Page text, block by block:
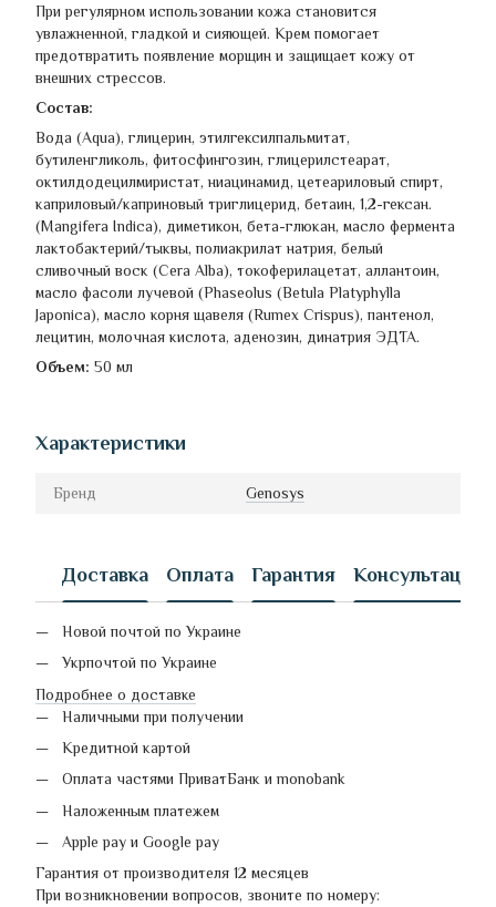
При регулярном использовании кожа становится
увлажненной, гладкой и сияющей. Крем помогает
предотвратить появление морщин и защищает кожу от
внешних стрессов.
Состав:
Вода (Aqua), глицерин, этилгексилпальмитат,
бутиленгликоль, фитосфингозин, глицерилстеарат,
октилдодецилмиристат, ниацинамид, цетеариловый спирт,
каприловый/каприновый триглицерид, бетаин, 1,2-гексан.
(Mangifera Indica), диметикон, бета-глюкан, масло фермента
лактобактерий/тыквы, полиакрилат натрия, белый
сливочный воск (Cera Alba), токоферилацетат, аллантоин,
масло фасоли лучевой (Phaseolus (Betula Platyphylla
Japonica), масло корня щавеля (Rumex Crispus), пантенол,
лецитин, молочная кислота, аденозин, динатрия ЭДТА.
Объем: 50 мл
Характеристики
Бренд Genosys
Доставка Оплата Гарантия Консультация
Новой почтой по Украине
Укрпочтой по Украине
Подробнее о доставке
Наличными при получении
Кредитной картой
Оплата частями ПриватБанк и monobank
Наложенным платежем
Apple pay и Google pay
Гарантия от производителя 12 месяцев
При возникновении вопросов, звоните по номеру: